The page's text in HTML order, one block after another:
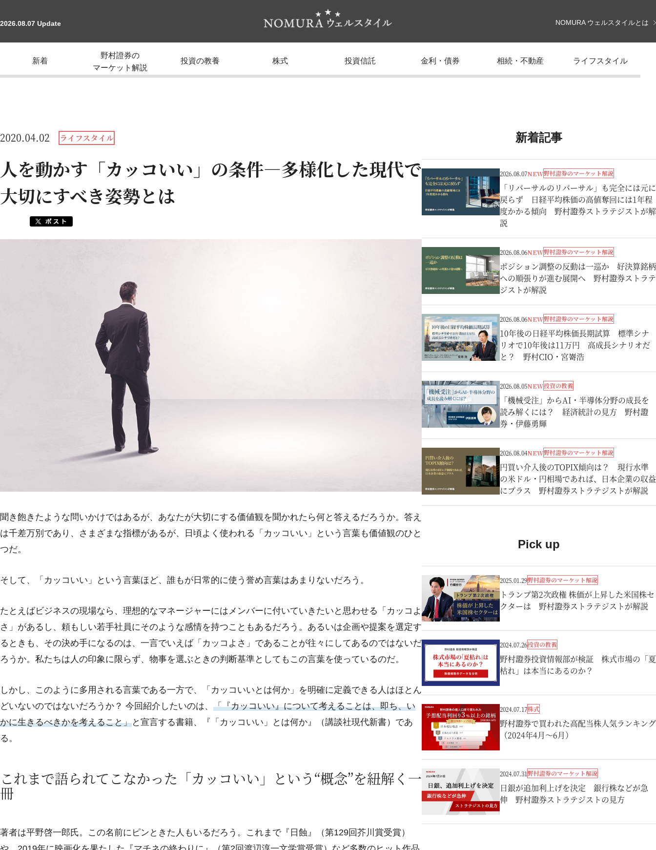
2026.08.07 Update NOMURA ウェルスタイルとは
新着
野村證券の
マーケット解説
投資の教養 株式 投資信託 金利・債券 相続・不動産 ライフスタイル
2020.04.02 ライフスタイル
人を動かす「カッコいい」の条件―多様化した現代で
大切にすべき姿勢とは
聞き飽きたような問いかけではあるが、あなたが大切にする価値観を聞かれたら何と答えるだろうか。答え
は千差万別であり、さまざまな指標があるが、日頃よく使われる「カッコいい」という言葉も価値観のひと
つだ。
そして、「カッコいい」という言葉ほど、誰もが日常的に使う誉め言葉はあまりないだろう。
たとえばビジネスの現場なら、理想的なマネージャーにはメンバーに付いていきたいと思わせる「カッコよ
さ」があるし、頼もしい若手社員にそのような感情を持つこともあるだろう。あるいは企画や提案を選定す
るときも、その決め手になるのは、一言でいえば「カッコよさ」であることが往々にしてあるのではないだ
ろうか。私たちは人の印象に限らず、物事を選ぶときの判断基準としてもこの言葉を使っているのだ。
しかし、このように多用される言葉である一方で、「カッコいいとは何か」を明確に定義できる人はほとん
どいないのではないだろうか？ 今回紹介したいのは、 「『カッコいい』について考えることは、即ち、い
かに生きるべきかを考えること」と宣言する書籍、『「カッコいい」とは何か』（講談社現代新書）であ
る。
これまで語られてこなかった「カッコいい」という“概念”を紐解く一
冊
著者は平野啓一郎氏。この名前にピンときた人もいるだろう。これまで『日蝕』（第129回芥川賞受賞）
新着記事
2026.08.07NEW野村證券のマーケット解説
「リバーサルのリバーサル」も完全には元に
戻らず 日経平均株価の高値奪回には1年程
度かかる傾向 野村證券ストラテジストが解
説
2026.08.06NEW野村證券のマーケット解説
ポジション調整の反動は一巡か 好決算銘柄
への順張りが進む展開へ 野村證券ストラテ
ジストが解説
2026.08.06NEW野村證券のマーケット解説
10年後の日経平均株価長期試算 標準シナ
リオで10年後は11万円 高成長シナリオだ
と？ 野村CIO・宮嵜浩
2026.08.05NEW投資の教養
「機械受注」からAI・半導体分野の成長を
読み解くには？ 経済統計の見方 野村證
券・伊藤勇輝
2026.08.04NEW野村證券のマーケット解説
円買い介入後のTOPIX傾向は？ 現行水準
の米ドル・円相場であれば、日本企業の収益
にプラス 野村證券ストラテジストが解説
Pick up
2025.01.29野村證券のマーケット解説
トランプ第2次政権 株価が上昇した米国株セ
クターは 野村證券ストラテジストが解説
2024.07.26投資の教養
野村證券投資情報部が検証 株式市場の「夏
枯れ」は本当にあるのか？
2024.07.17株式
野村證券で買われた高配当株人気ランキング
（2024年4月～6月）
2024.07.31野村證券のマーケット解説
日銀が追加利上げを決定 銀行株などが急
伸 野村證券ストラテジストの見方